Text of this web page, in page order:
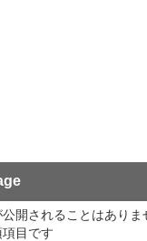
開されることはありま
目です